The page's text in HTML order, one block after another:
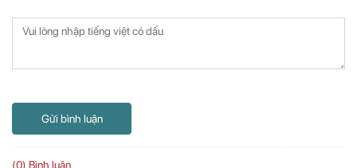
Gửi bình luận
(0) Bình luận